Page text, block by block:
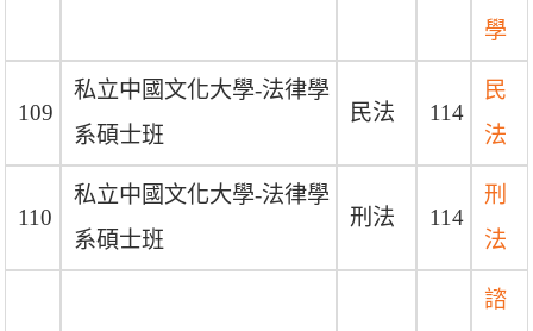
學
109
私立中國文化大學-法律學
系碩士班
民法 114
民
法
110
私立中國文化大學-法律學
系碩士班
刑法 114
刑
法
諮